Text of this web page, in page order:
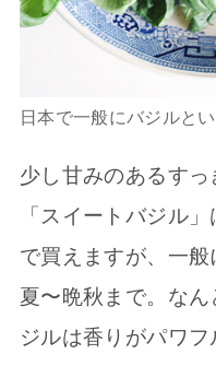
日本で一般にバジルと
少し甘みのあるす
「スイートバジル
で買えますが、一
夏〜晩秋まで。な
ジルは香りがパワ